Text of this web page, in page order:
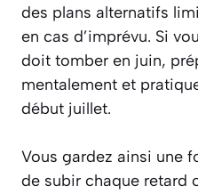
des plans alternatifs
en cas d’imprévu. Si
doit tomber en juin,
mentalement et
début juillet.
Vous gardez ainsi une
de subir chaque retard